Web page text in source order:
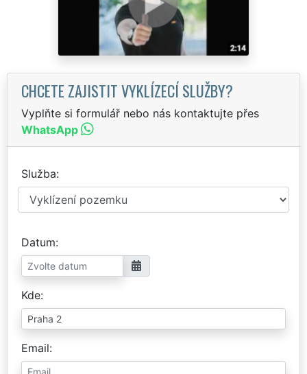
CHCETE ZAJISTIT VYKLÍZECÍ SLUŽBY?
Vyplňte si formulář nebo nás kontaktujte přes
WhatsApp
Služba
Datum
Kde
Email